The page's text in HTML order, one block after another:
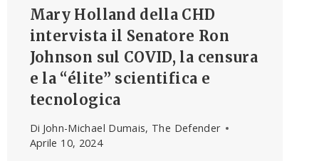
Mary Holland della CHD
intervista il Senatore Ron
Johnson sul COVID, la censura
e la “élite” scientifica e
tecnologica
Di John-Michael Dumais, The Defender
Aprile 10, 2024